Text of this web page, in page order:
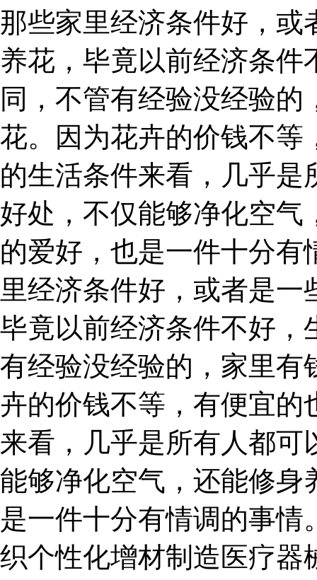
那些家里经济条件好，或
养花，毕竟以前经济条
同，不管有经验没经验
花。因为花卉的价钱不等
的生活条件来看，几乎
好处，不仅能够净化空气
的爱好，也是一件十分
里经济条件好，或者是
毕竟以前经济条件不好，
有经验没经验的，家里有
卉的价钱不等，有便宜
来看，几乎是所有人都可
能够净化空气，还能修身
是一件十分有情调的事情
织个性化增材制造医疗